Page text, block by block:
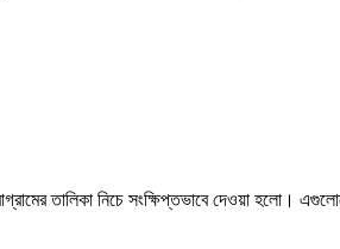
তালিকা নিচে সংক্ষিপ্তভাবে দেওয়া হলো।